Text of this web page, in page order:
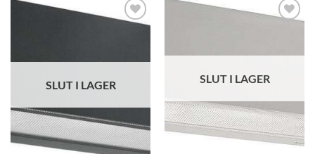
SLUT I LAGER SLUT I LAGER